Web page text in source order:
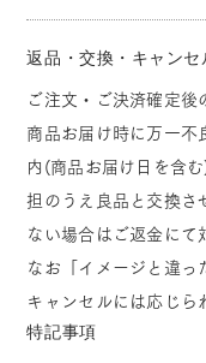
返品・交換・キャンセ
ご注文・ご決済確定後
商品お届け時に万一不
内(商品お届け日を含
担のうえ良品と交換さ
ない場合はご返金にて
なお「イメージと違っ
キャンセルには応じら
特記事項